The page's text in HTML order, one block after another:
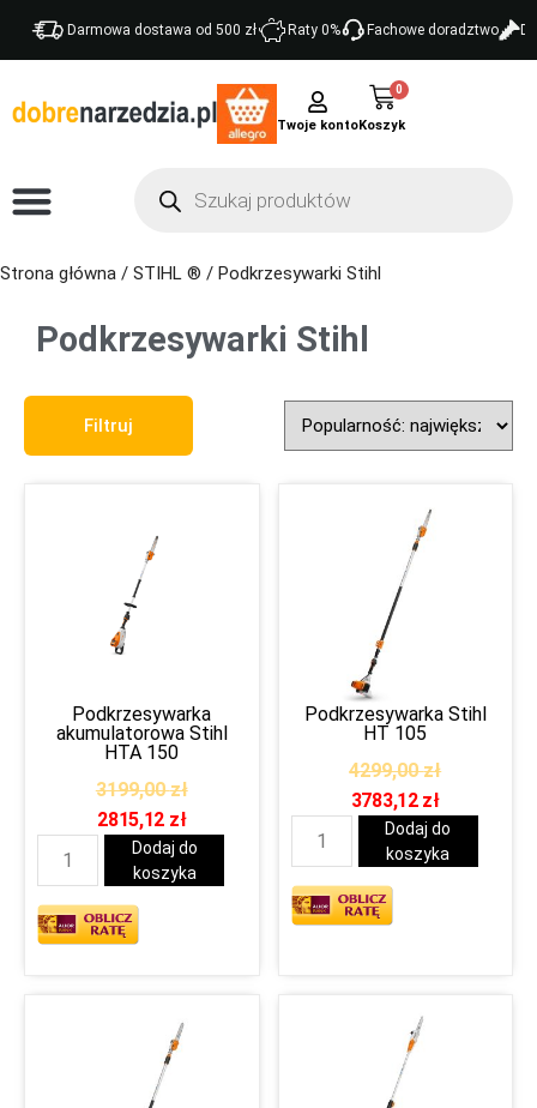
Darmowa dostawa od 500 zł Raty 0% Fachowe doradztwo
Twoje konto
0
Strona główna / STIHL ® / Podkrzesywarki Stihl
Podkrzesywarki Stihl
Filtruj
Sort Products
Podkrzesywarka
akumulatorowa Stihl
HTA 150
3199,00zł
2815,12 zł
Dodaj do
koszyka
Podkrzesywarka Stihl
HT 105
4299,00zł
3783,12 zł
Dodaj do
koszyka